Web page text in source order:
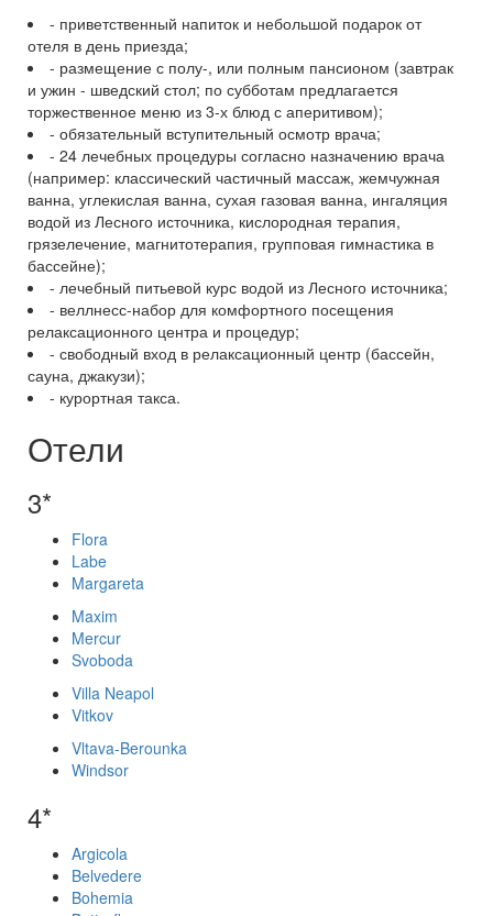
- приветственный напиток и небольшой подарок от
отеля в день приезда;
- размещение с полу-, или полным пансионом (завтрак
и ужин - шведский стол; по субботам предлагается
торжественное меню из 3-х блюд с аперитивом);
- обязательный вступительный осмотр врача;
- 24 лечебных процедуры согласно назначению врача
(например: классический частичный массаж, жемчужная
ванна, углекислая ванна, сухая газовая ванна, ингаляция
водой из Лесного источника, кислородная терапия,
грязелечение, магнитотерапия, групповая гимнастика в
бассейне);
- лечебный питьевой курс водой из Лесного источника;
- веллнесс-набор для комфортного посещения
релаксационного центра и процедур;
- свободный вход в релаксационный центр (бассейн,
сауна, джакузи);
- курортная такса.
Отели
3*
Flora
Labe
Margareta
Maxim
Mercur
Svoboda
Villa Neapol
Vitkov
Vltava-Berounka
Windsor
4*
Argicola
Belvedere
Bohemia